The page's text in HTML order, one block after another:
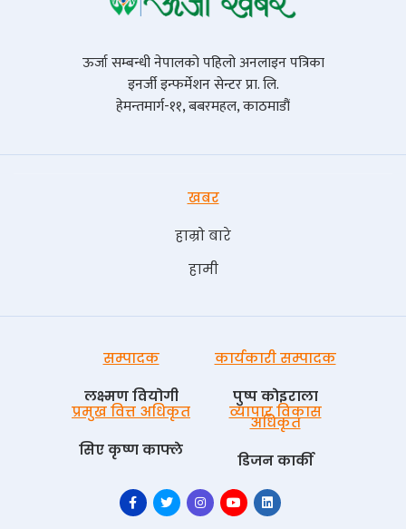
ऊर्जा सम्बन्धी नेपालको पहिलो अनलाइन पत्रिका
इनर्जी इन्फर्मेशन सेन्टर प्रा. लि.
हेमन्तमार्ग-११, बबरमहल, काठमाडौं
खबर
हाम्रो बारे
हामी
सम्पादक
लक्ष्मण वियोगी
कार्यकारी सम्पादक
पुष्प काेइराला
प्रमुख वित्त अधिकृत
सिए कृष्ण काफ्ले
व्यापार विकास
अधिकृत
डिजन कार्की